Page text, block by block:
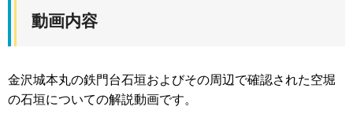
動画内容
金沢城本丸の鉄門台石垣およびその周辺で確認された空堀
の石垣についての解説動画です。